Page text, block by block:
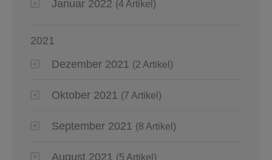
Januar 2022 (4 Artikel)
2021
Dezember 2021 (2 Artikel)
Oktober 2021 (7 Artikel)
September 2021 (8 Artikel)
August 2021 (5 Artikel)